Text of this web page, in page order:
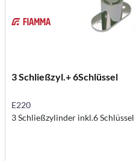
3 Schließzyl.+ 6Schlüssel
E220
3 Schließzylinder inkl.6